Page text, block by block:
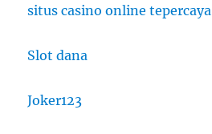
situs casino online tepercaya
Slot dana
Joker123